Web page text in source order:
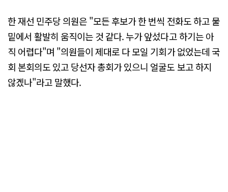
한 재선 민주당 의원은 "모든 후보가 한 번씩 전화도 하고 물
밑에서 활발히 움직이는 것 같다. 누가 앞섰다고 하기는 아
직 어렵다"며 "의원들이 제대로 다 모일 기회가 없었는데 국
회 본회의도 있고 당선자 총회가 있으니 얼굴도 보고 하지
않겠나"라고 말했다.